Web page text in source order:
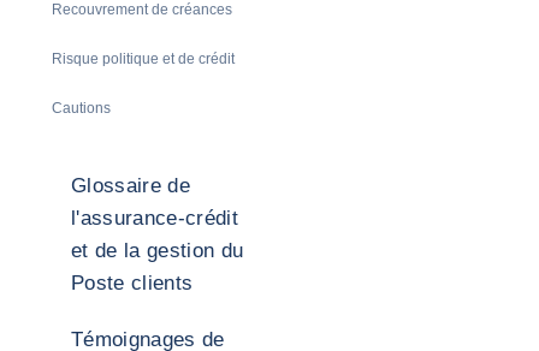
Recouvrement de créances
Risque politique et de crédit
Cautions
Glossaire de
l'assurance-crédit
et de la gestion du
Poste clients
Témoignages de